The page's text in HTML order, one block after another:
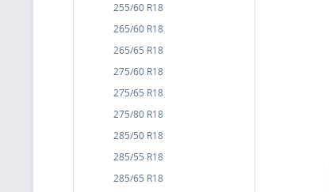
255/60 R18
265/60 R18
265/65 R18
275/60 R18
275/65 R18
275/80 R18
285/50 R18
285/55 R18
285/65 R18